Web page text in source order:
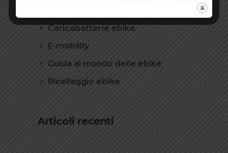
Caricabatterie ebike
E-mobility
Guida al mondo delle ebike
Ricellaggio ebike
Articoli recenti